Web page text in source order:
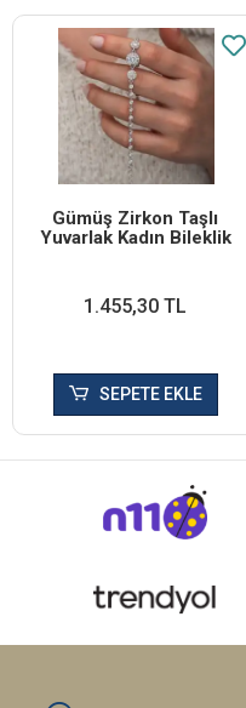
Gümüş Zirkon Taşlı
Yuvarlak Kadın Bileklik
1.455,30 TL
SEPETE EKLE